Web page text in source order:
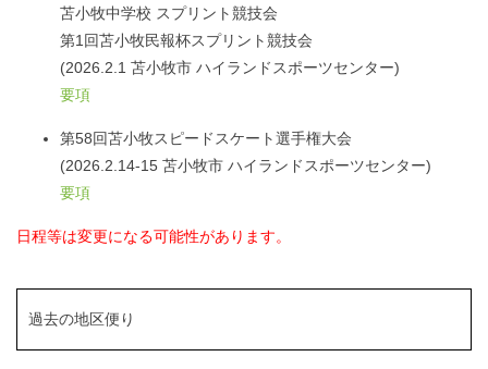
苫小牧中学校 スプリント競技会
第1回苫小牧民報杯スプリント競技会
(2026.2.1 苫小牧市 ハイランドスポーツセンター)
要項
第58回苫小牧スピードスケート選手権大会
(2026.2.14-15 苫小牧市 ハイランドスポーツセンター)
要項
日程等は変更になる可能性があります。
過去の地区便り